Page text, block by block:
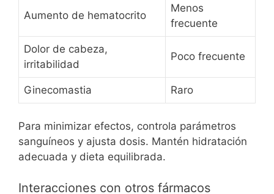
Aumento de hematocrito
Menos
frecuente
Dolor de cabeza,
irritabilidad
Poco frecuente
Ginecomastia Raro
Para minimizar efectos, controla parámetros
sanguíneos y ajusta dosis. Mantén hidratación
adecuada y dieta equilibrada.
Interacciones con otros fármacos